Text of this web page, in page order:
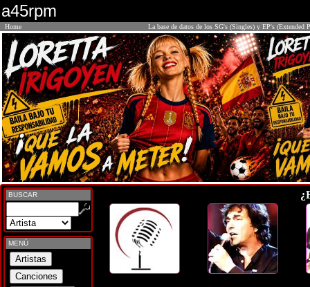
a45rpm
Home La base de datos de los SG's (Singles) y EP's (Extended
BUSCAR
MENÚ